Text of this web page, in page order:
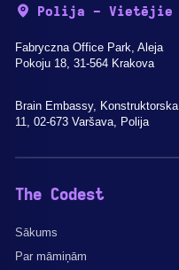
Polija - Vietējie
Fabryczna Office Park, Aleja
Pokoju 18, 31-564 Krakova
Brain Embassy, Konstruktorska
11, 02-673 Varšava, Polija
The Codest
Sākums
Par māmiņām